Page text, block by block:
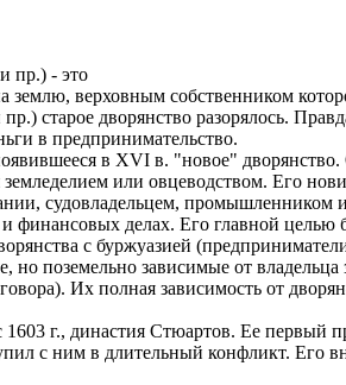
пр.) - это
верховным собственником
старое дворянство разорялось.
в предпринимательство.
в XVI в. "новое"
или овцеводством. Его
судовладельцем, промышленником
финансовых делах. Его главной
с буржуазией
поземельно зависимые от
Их полная зависимость от
г., династия Стюартов. Ее первый
с ним в длительный конфликт. Его